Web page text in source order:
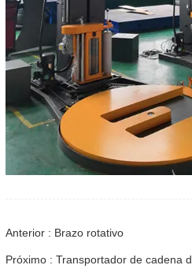
Anterior : Brazo rotativo